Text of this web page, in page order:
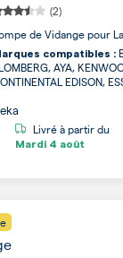
(2)
de Vidange pour
compatibles :
AYA,
EDISON,
Livré à partir du
Mardi 4 août